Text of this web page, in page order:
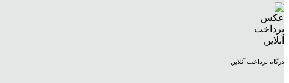
درگاه پرداخت آنلاین